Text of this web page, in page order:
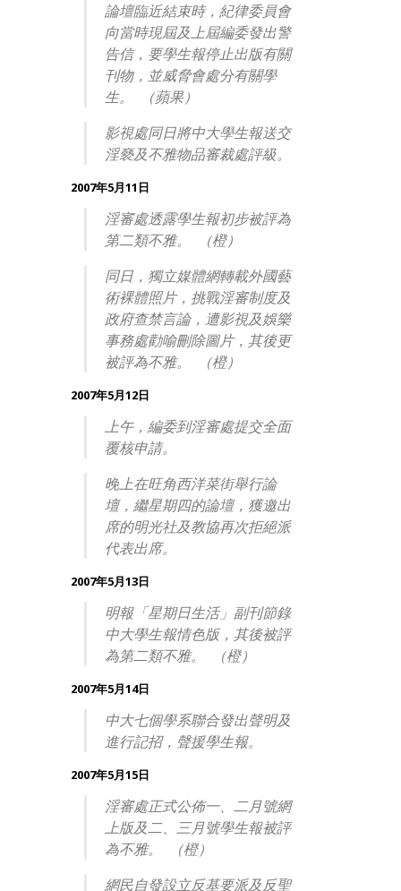
論壇臨近結束時，紀律委員會
向當時現屆及上屆編委發出警
告信，要學生報停止出版有關
刊物，並威脅會處分有關學
生。 （蘋果）
影視處同日將中大學生報送交
淫褻及不雅物品審裁處評級。
2007年5月11日
淫審處透露學生報初步被評為
第二類不雅。 （橙）
同日，獨立媒體網轉載外國藝
術裸體照片，挑戰淫審制度及
政府查禁言論，遭影視及娛樂
事務處勸喻刪除圖片，其後更
被評為不雅。 （橙）
2007年5月12日
上午，編委到淫審處提交全面
覆核申請。
晚上在旺角西洋菜街舉行論
壇，繼星期四的論壇，獲邀出
席的明光社及教協再次拒絕派
代表出席。
2007年5月13日
明報「星期日生活」副刊節錄
中大學生報情色版，其後被評
為第二類不雅。 （橙）
2007年5月14日
中大七個學系聯合發出聲明及
進行記招，聲援學生報。
2007年5月15日
淫審處正式公佈一、二月號網
上版及二、三月號學生報被評
為不雅。 （橙）
網民自發設立反基要派及反聖